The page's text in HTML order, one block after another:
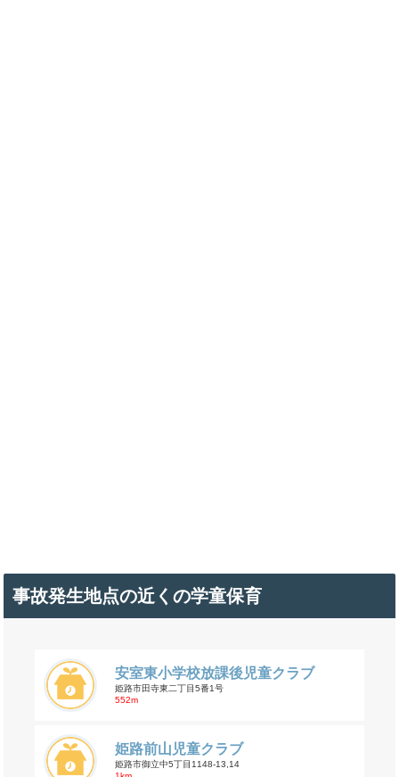
事故発生地点の近くの学童保育
安室東小学校放課後児童クラブ
姫路市田寺東二丁目5番1号
552m
姫路前山児童クラブ
姫路市御立中5丁目1148-13,14